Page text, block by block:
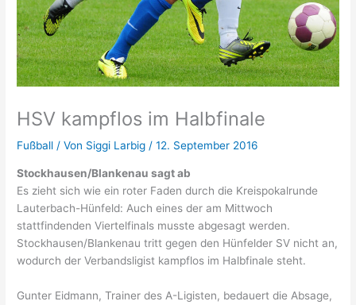
HSV kampflos im Halbfinale
Fußball / Von Siggi Larbig/12. September 2016
Stockhausen/Blankenau sagt ab
Es zieht sich wie ein roter Faden durch die Kreispokalrunde
Lauterbach-Hünfeld: Auch eines der am Mittwoch
stattfindenden Viertelfinals musste abgesagt werden.
Stockhausen/Blankenau tritt gegen den Hünfelder SV nicht an,
wodurch der Verbandsligist kampflos im Halbfinale steht.
Gunter Eidmann, Trainer des A-Ligisten, bedauert die Absage,